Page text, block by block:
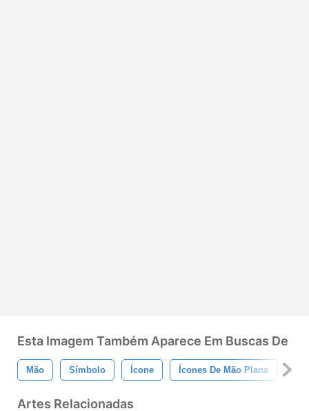
Esta Imagem Também Aparece Em Buscas De
Mão Símbolo Ícone Ícones De Mão Plana
Artes Relacionadas